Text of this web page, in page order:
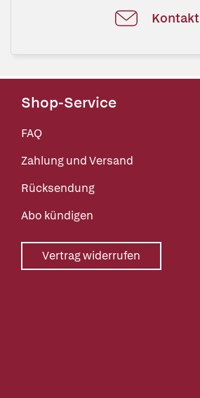
Kontakt
Shop-Service
FAQ
Zahlung und Versand
Rücksendung
Abo kündigen
Vertrag widerrufen